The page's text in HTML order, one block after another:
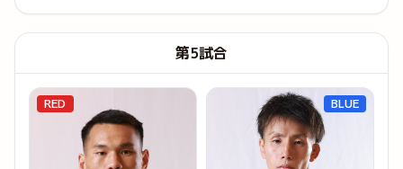
第5試合
RED BLUE